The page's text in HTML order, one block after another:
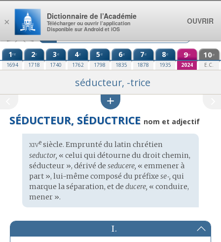
Aller au contenu
1re
1694
2e
1718
3e
1740
4e
1762
5e
1798
6e
1835
7e
1878
8e
1935
9e
2024
10e
E.C.
séducteur, -trice
SÉDUCTEUR, SÉDUCTRICE nom et adjectif
Étymologie
:
xivesiècle. Emprunté du latin chrétien
seductor, « celui qui détourne du droit chemin,
séducteur », dérivé de seducere, « emmener à
part », lui-même composé du préfixe se‑, qui
marque la séparation, et de ducere, « conduire,
mener ».
I.
×
Dictionnaire de l’Académie
Télécharger ou ouvrir l’application
Disponible sur Android et iOS
OUVRIR